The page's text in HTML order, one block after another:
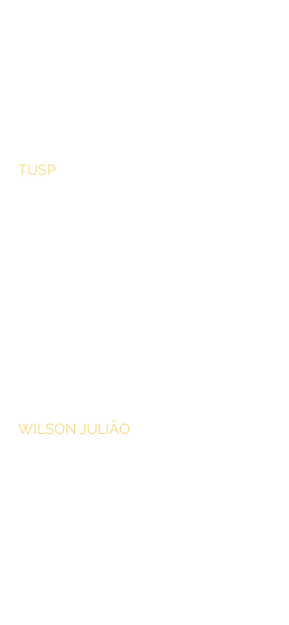
TUSP
WILSON JULIĀO